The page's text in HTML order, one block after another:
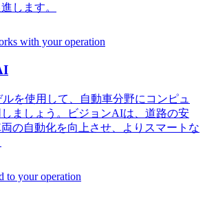
します。
を使用して、自動車分野にコンピュ
ましょう。ビジョンAIは、道路の安
の自動化を向上させ、よりスマートな